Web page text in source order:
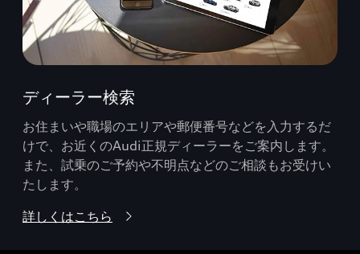
ディーラー検索
お住まいや職場のエリアや郵便番号などを入力するだ
けで、お近くのAudi正規ディーラーをご案内します。
また、試乗のご予約や不明点などのご相談もお受けい
たします。
詳しくはこちら